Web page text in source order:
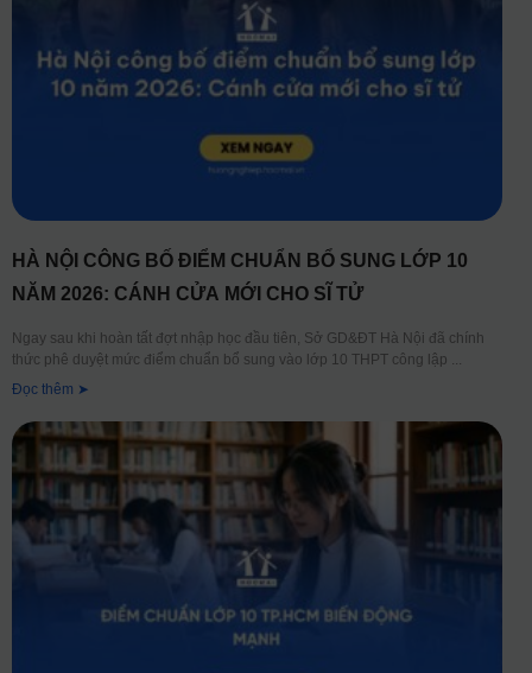
HÀ NỘI CÔNG BỐ ĐIỂM CHUẨN BỔ SUNG LỚP 10
NĂM 2026: CÁNH CỬA MỚI CHO SĨ TỬ
Ngay sau khi hoàn tất đợt nhập học đầu tiên, Sở GD&ĐT Hà Nội đã chính
thức phê duyệt mức điểm chuẩn bổ sung vào lớp 10 THPT công lập
Đọc thêm ➤